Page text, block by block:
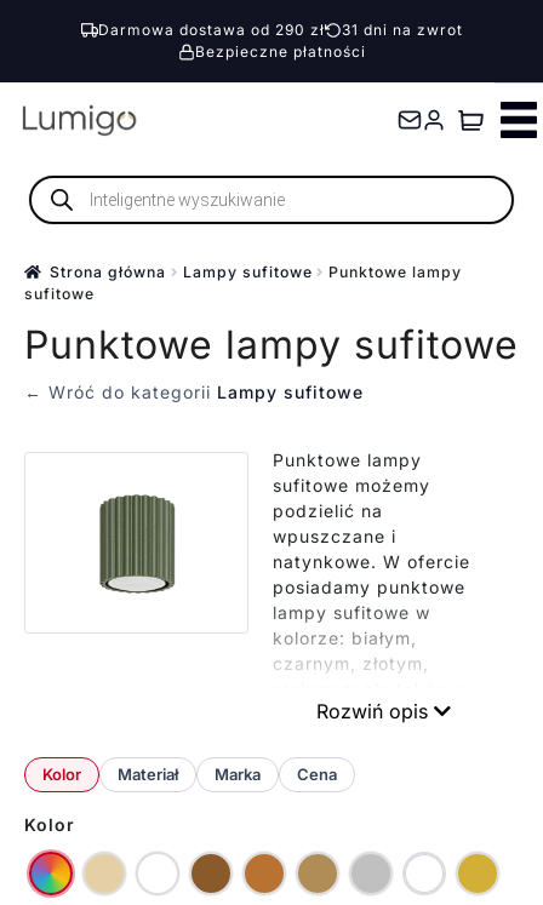
Darmowa dostawa od 290 zł
31 dni na zwrot
Bezpieczne płatności
Przejdź
nawigacji
Przejdź
treściWyszukiwarka
produktów
Strona główna Lampy sufitowe
Punktowe lampy
sufitowe
Punktowe lampy sufitowe
← Wróć do kategorii Lampy sufitowe
Punktowe lampy
sufitowe możemy
podzielić na
wpuszczane i
natynkowe. W ofercie
posiadamy punktowe
lampy sufitowe w
kolorze: białym,
czarnym, złotym,
zgaszonej zieleni, w
złotem lub bieli ze
srebrem a także z
Posiadamy również
modele z regulacją,
Rozwiń opis
Kolor Materiał Marka Cena
Kolor